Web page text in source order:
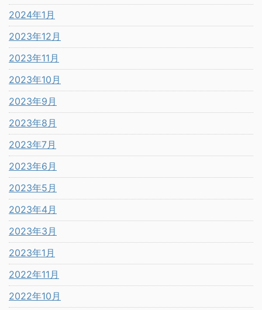
2024年1月
2023年12月
2023年11月
2023年10月
2023年9月
2023年8月
2023年7月
2023年6月
2023年5月
2023年4月
2023年3月
2023年1月
2022年11月
2022年10月